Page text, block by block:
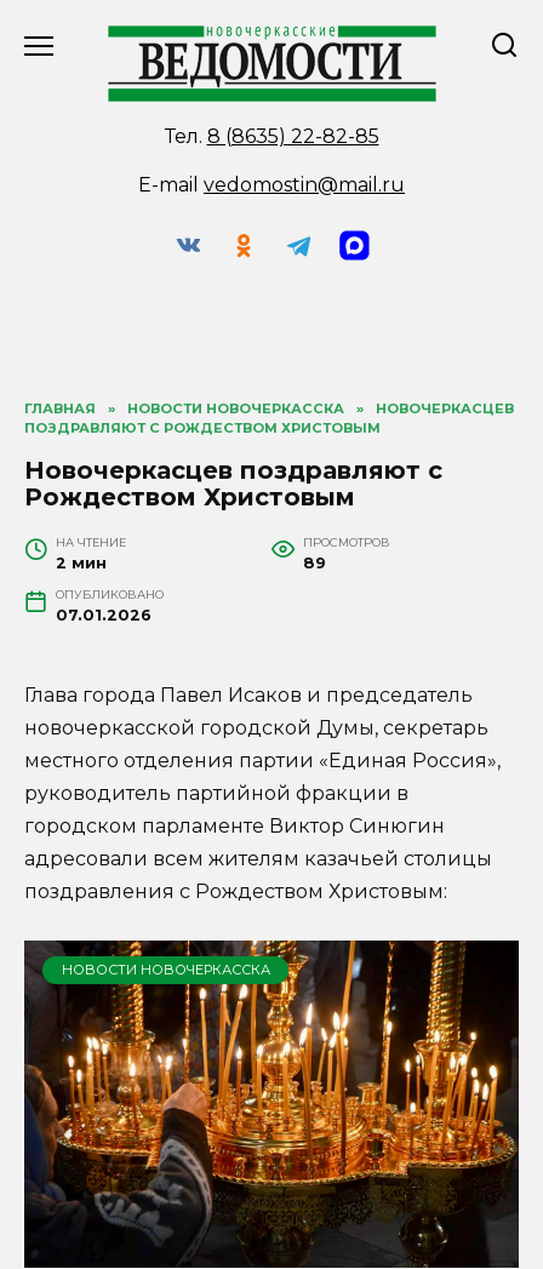
Тел. 8 (8635) 22-82-85
E-mail vedomostin@mail.ru
ГЛАВНАЯ » НОВОСТИ НОВОЧЕРКАССКА »
НОВОЧЕРКАСЦЕВ
ПОЗДРАВЛЯЮТ С РОЖДЕСТВОМ ХРИСТОВЫМ
Новочеркасцев поздравляют с
Рождеством Христовым
НА ЧТЕНИЕ
2 мин
ПРОСМОТРОВ
89
ОПУБЛИКОВАНО
07.01.2026
Глава города Павел Исаков и председатель
новочеркасской городской Думы, секретарь
местного отделения партии «Единая Россия»,
руководитель партийной фракции в
городском парламенте Виктор Синюгин
адресовали всем жителям казачьей столицы
поздравления с Рождеством Христовым:
НОВОСТИ НОВОЧЕРКАССКА